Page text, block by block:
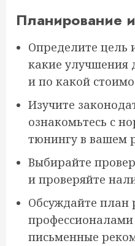
Планирование
Определите
какие улучшения
и по какой
Изучите
ознакомьтесь с
тюнингу в вашем
Выбирайте
и проверяйте
Обсуждайте план
профессионалами
письменные